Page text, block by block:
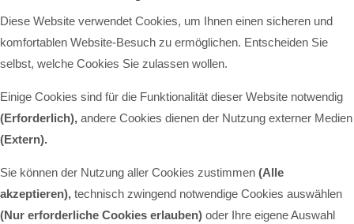
Diese Website verwendet Cookies, um Ihnen einen sicheren und
komfortablen Website-Besuch zu ermöglichen. Entscheiden Sie
selbst, welche Cookies Sie zulassen wollen.
Einige Cookies sind für die Funktionalität dieser Website notwendig
(Erforderlich), andere Cookies dienen der Nutzung externer Medien
(Extern).
Sie können der Nutzung aller Cookies zustimmen (Alle
akzeptieren), technisch zwingend notwendige Cookies auswählen
(Nur erforderliche Cookies erlauben) oder Ihre eigene Auswahl